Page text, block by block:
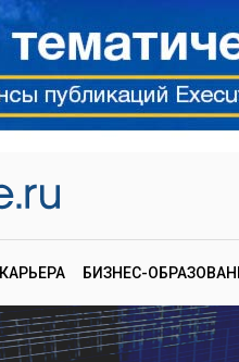
КАРЬЕРА БИЗНЕС-